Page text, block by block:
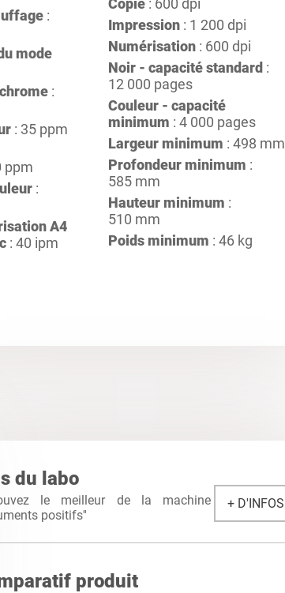
:
mode
:
: 35 ppm
ppm
:
A4
: 40 ipm
Copie : 600 dpi
Impression : 1 200 dpi
Numérisation : 600 dpi
Noir - capacité standard :
12 000 pages
Couleur - capacité
minimum : 4 000 pages
Largeur minimum : 498 mm
Profondeur minimum :
585 mm
Hauteur minimum :
510 mm
Poids minimum : 46 kg
du labo
le meilleur de la machine
positifs''
+ D'INFOS
produit